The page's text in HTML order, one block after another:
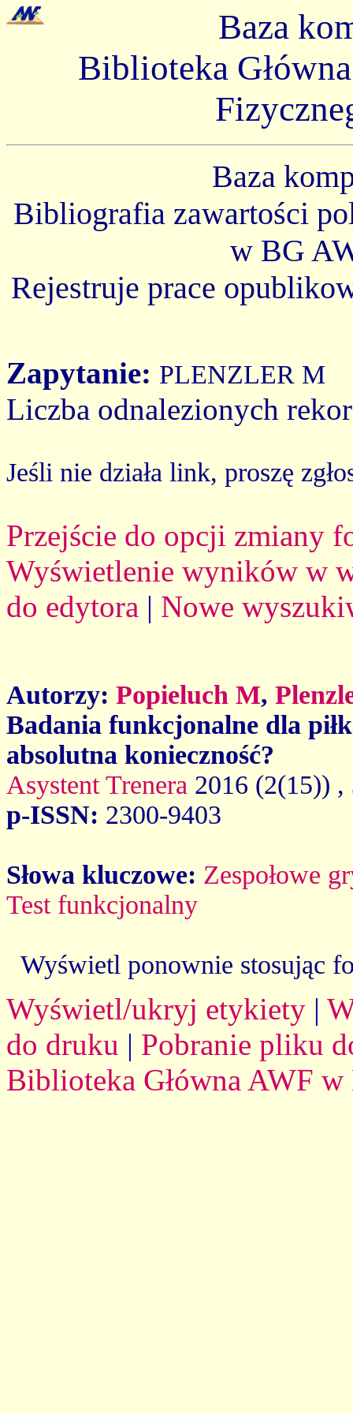
Baza
Biblioteka
Baza
Bibliografia zawartości
w BG
Rejestruje prace
Zapytanie: PLENZLER M
Liczba odnalezionych
Jeśli nie działa link, proszę
Przejście do opcji zmiany
Wyświetlenie wyników w
do edytora | Nowe
Autorzy: Popieluch M,
Badania funkcjonalne dla
absolutna konieczność?
Asystent Trenera 2016 (2(15)) ,
p-ISSN: 2300-9403
Słowa kluczowe: Zespołowe
Test funkcjonalny
Wyświetl ponownie stosując
Wyświetl/ukryj etykiety |
do druku | Pobranie pliku
Biblioteka Główna AWF w